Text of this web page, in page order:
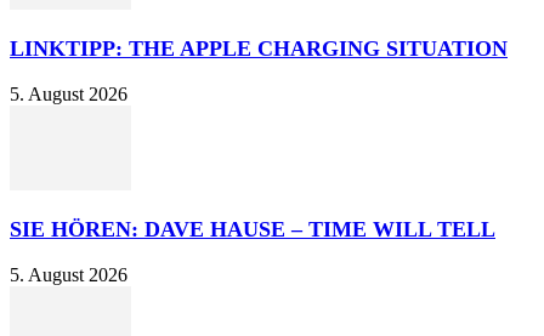
LINKTIPP: THE APPLE CHARGING SITUATION
5. August 2026
SIE HÖREN: DAVE HAUSE – TIME WILL TELL
5. August 2026